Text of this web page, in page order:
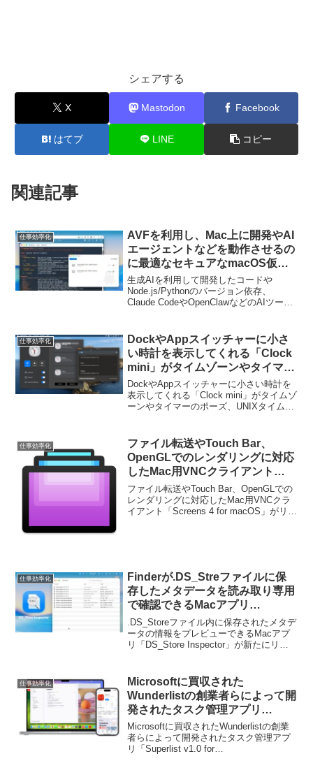
シェアする
X Mastodon Facebook
はてブ LINE コピー
関連記事
仕事効率化
AVFを利用し、Mac上に開発やAI
エージェントなどを動作させるの
に最適なセキュアなmacOS仮想
マシンを作成できるアプリ
「GhostVM」がリリース。
生成AIを利用して開発したコードや
Node.js/Pythonのバージョン依存、
Claude CodeやOpenClawなどのAIツール
された仮想環境でテストしたい時があり
ますが、そのような際に簡単にmacOS仮
想マシンを作成できる「GhostVM」が新
たにリリースされています。
仕事効率化
DockやAppスイッチャーに小さ
い時計を表示してくれる「Clock
mini」がタイムゾーンやタイマー
のポーズ、UNIXタイムスタンプ
のコピー機能を追加。
DockやAppスイッチャーに小さい時計を
表示してくれる「Clock mini」がタイムゾ
ーンやタイマーのポーズ、UNIXタイムス
仕事効率化
ファイル転送やTouch Bar、
OpenGLでのレンダリングに対応
したMac用VNCクライアント
「Screens 4 for macOS」がリリ
ース。
ファイル転送やTouch Bar、OpenGLでの
レンダリングに対応したMac用VNCクラ
イアント「Screens 4 for macOS」がリリ
仕事効率化
Finderが.DS_Streファイルに保
存したメタデータを読み取り専用
で確認できるMacアプリ
「DS_Store Inspector」がリリ
ース。
.DS_Storeファイル内に保存されたメタデ
ータの情報をプレビューできるMacアプ
リ「‎DS_Store Inspector」が新たにリリ
仕事効率化
Microsoftに買収された
Wunderlistの創業者らによって開
発されたタスク管理アプリ
「Superlist v1.0 for
macOS/iOS/Android」がリリー
ス。
Microsoftに買収されたWunderlistの創業
者らによって開発されたタスク管理アプ
リ「Superlist v1.0 for